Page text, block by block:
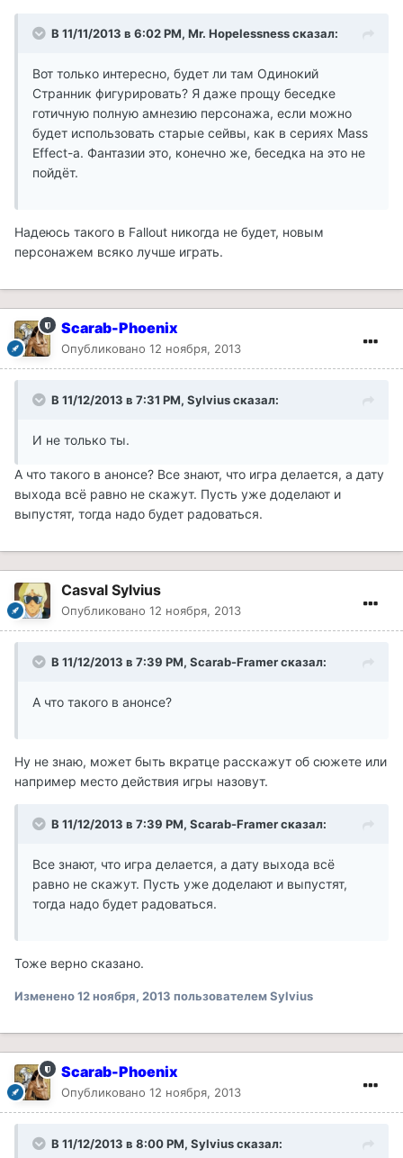
В 11/11/2013 в 6:02 PM, Mr. Hopelessness сказал:
Вот только интересно, будет ли там Одинокий
Странник фигурировать? Я даже прощу беседке
готичную полную амнезию персонажа, если можно
будет использовать старые сейвы, как в сериях Mass
Effect-а. Фантазии это, конечно же, беседка на это не
пойдёт.
Надеюсь такого в Fallout никогда не будет, новым
персонажем всяко лучше играть.
Scarab-Phoenix
Опубликовано 12 ноября, 2013
В 11/12/2013 в 7:31 PM, Sylvius сказал:
И не только ты.
А что такого в анонсе? Все знают, что игра делается, а дату
выхода всё равно не скажут. Пусть уже доделают и
выпустят, тогда надо будет радоваться.
Casval Sylvius
Опубликовано 12 ноября, 2013
В 11/12/2013 в 7:39 PM, Scarab-Framer сказал:
А что такого в анонсе?
Ну не знаю, может быть вкратце расскажут об сюжете или
например место действия игры назовут.
В 11/12/2013 в 7:39 PM, Scarab-Framer сказал:
Все знают, что игра делается, а дату выхода всё
равно не скажут. Пусть уже доделают и выпустят,
тогда надо будет радоваться.
Тоже верно сказано.
Изменено12 ноября, 2013 пользователем Sylvius
Scarab-Phoenix
Опубликовано 12 ноября, 2013
В 11/12/2013 в 8:00 PM, Sylvius сказал: